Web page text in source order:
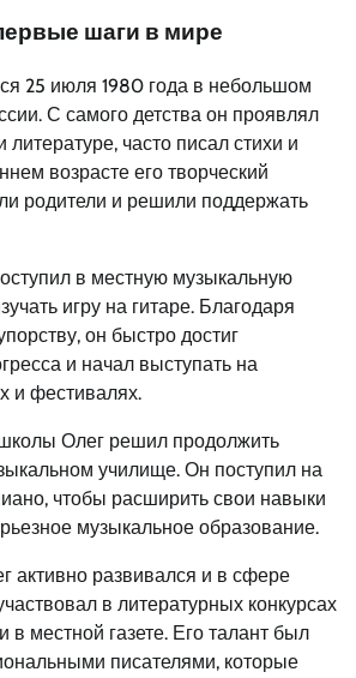
шаги в мире
25 июля 1980 года в небольшом
С самого детства он проявлял
литературе, часто писал стихи и
возрасте его творческий
родители и решили поддержать
в местную музыкальную
игру на гитаре. Благодаря
он быстро достиг
и начал выступать на
и фестивалях.
Олег решил продолжить
училище. Он поступил на
чтобы расширить свои навыки
музыкальное образование.
активно развивался и в сфере
в литературных конкурсах
в местной газете. Его талант был
писателями, которые